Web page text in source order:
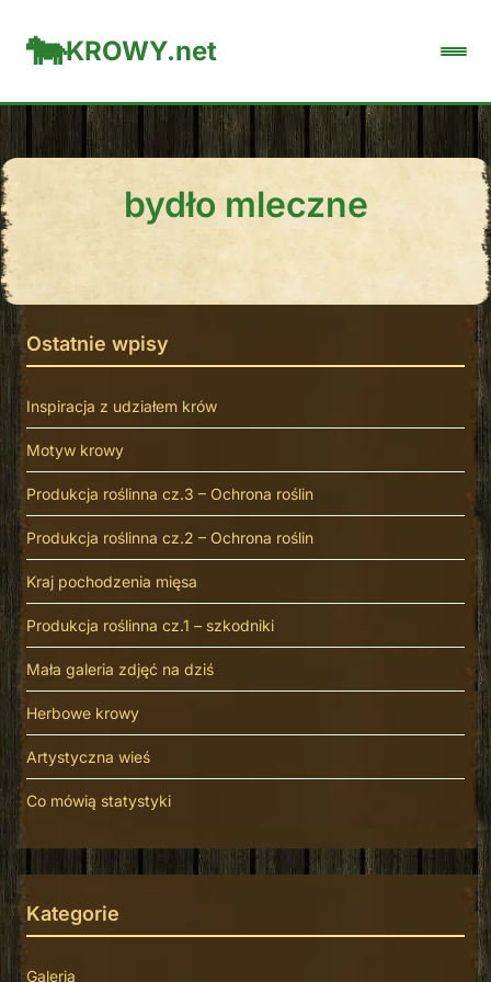
KROWY.net
bydło mleczne
Ostatnie wpisy
Inspiracja z udziałem krów
Motyw krowy
Produkcja roślinna cz.3 – Ochrona roślin
Produkcja roślinna cz.2 – Ochrona roślin
Kraj pochodzenia mięsa
Produkcja roślinna cz.1 – szkodniki
Mała galeria zdjęć na dziś
Herbowe krowy
Artystyczna wieś
Co mówią statystyki
Kategorie
Galeria